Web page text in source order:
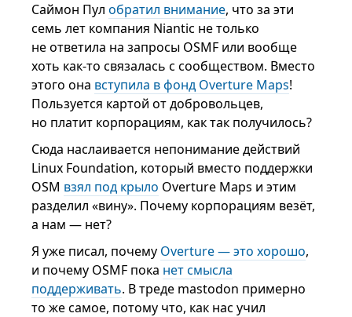
Саймон Пулобратил внимание, что за эти
семь лет компания Niantic не только
не ответила на запросы OSMF или вообще
хоть как-то связалась с сообществом. Вместо
этого она вступила в фонд Overture Maps!
Пользуется картой от добровольцев,
но платит корпорациям, как так получилось?
Сюда наслаивается непонимание действий
Linux Foundation, который вместо поддержки
OSM взял под крыло Overture Maps и этим
разделил «вину». Почему корпорациям везёт,
а нам — нет?
Я уже писал, почему Overture — это хорошо,
и почему OSMF пока нет смысла
поддерживать. В треде mastodon примерно
то же самое, потому что, как нас учил